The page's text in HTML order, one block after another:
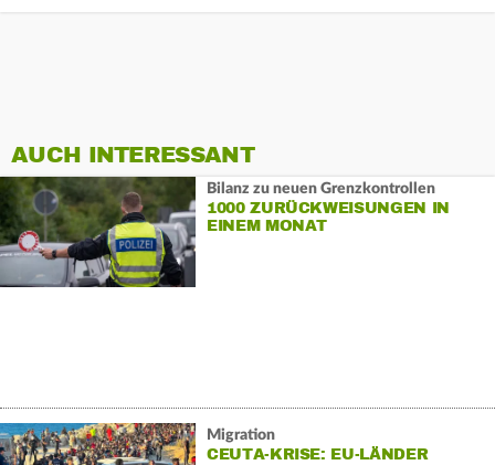
AUCH INTERESSANT
Bilanz zu neuen Grenzkontrollen
1000 ZURÜCKWEISUNGEN IN
EINEM MONAT
Migration
CEUTA-KRISE: EU-LÄNDER